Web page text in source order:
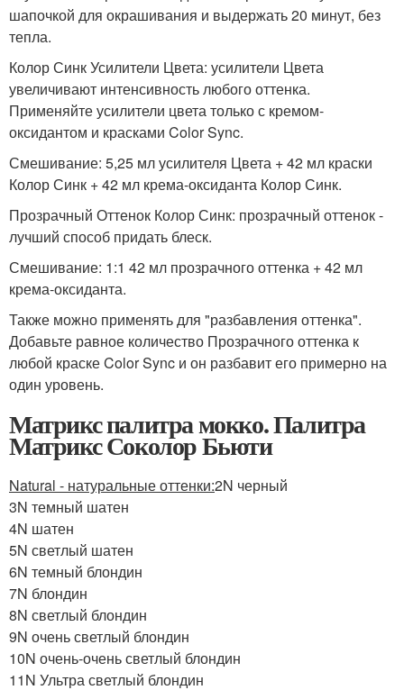
шапочкой для окрашивания и выдержать 20 минут, без
тепла.
Колор Синк Усилители Цвета: усилители Цвета
увеличивают интенсивность любого оттенка.
Применяйте усилители цвета только с кремом-
оксидантом и красками Color Sync.
Смешивание: 5,25 мл усилителя Цвета + 42 мл краски
Колор Синк + 42 мл крема-оксиданта Колор Синк.
Прозрачный Оттенок Колор Синк: прозрачный оттенок -
лучший способ придать блеск.
Смешивание: 1:1 42 мл прозрачного оттенка + 42 мл
крема-оксиданта.
Также можно применять для "разбавления оттенка".
Добавьте равное количество Прозрачного оттенка к
любой краске Color Sync и он разбавит его примерно на
один уровень.
Матрикс палитра мокко. Палитра
Матрикс Соколор Бьюти
Natural - натуральные оттенки:2N черный
3N темный шатен
4N шатен
5N светлый шатен
6N темный блондин
7N блондин
8N светлый блондин
9N очень светлый блондин
10N очень-очень светлый блондин
11N Ультра светлый блондин